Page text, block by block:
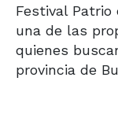
Festival Patrio
una de las
quienes
provincia de